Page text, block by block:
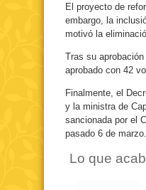
El proyecto de
embargo, la
motivó la
Tras su
aprobado con 42
Finalmente, el
y la ministra de
sancionada por el
pasado 6 de marzo.
Lo que